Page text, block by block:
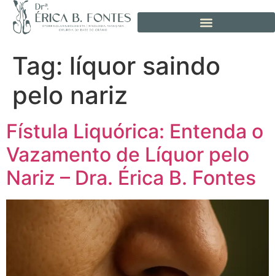
Tag: líquor saindo
pelo nariz
Fístula Liquórica: Entenda o
Vazamento de Líquor pelo
Nariz – Dra. Érica B. Fontes